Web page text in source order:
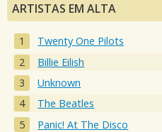
ARTISTAS EM ALTA
Twenty One Pilots
Billie Eilish
Unknown
The Beatles
Panic! At The Disco